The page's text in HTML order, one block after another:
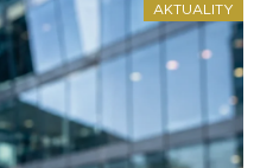
AKTUALITY